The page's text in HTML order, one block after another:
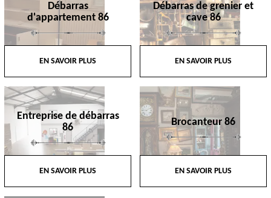
Débarras
d'appartement 86
EN SAVOIR PLUS
Débarras de grenier et
cave 86
EN SAVOIR PLUS
Entreprise de débarras
86
EN SAVOIR PLUS
Brocanteur 86
EN SAVOIR PLUS